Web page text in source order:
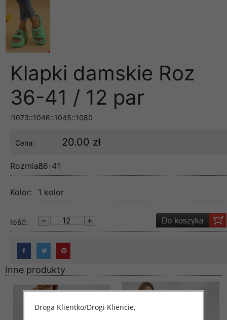
Klapki damskie Roz
36-41 / 12 par
:1073::1046::1045::1080
Cena: 20.00 zł
Rozmiar:36-41
Kolor: 1 kolor
lość:
Inne produkty
Droga Klientko/Drogi Kliencie,